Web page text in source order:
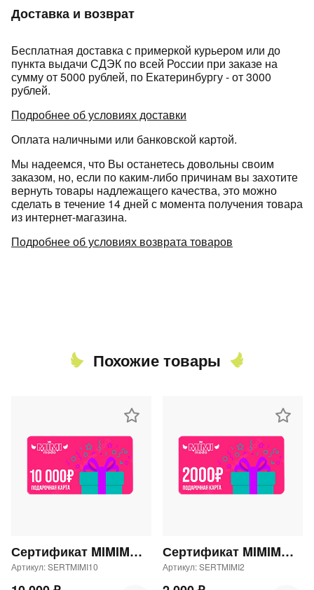
Доставка и возврат
Бесплатная доставка с примеркой курьером или до
пункта выдачи СДЭК по всей России при заказе на
сумму от 5000 рублей, по Екатеринбургу - от 3000
рублей.
Подробнее об условиях доставки
Оплата наличными или банковской картой.
Мы надеемся, что Вы останетесь довольны своим
заказом, но, если по каким-либо причинам вы захотите
вернуть товары надлежащего качества, это можно
сделать в течение 14 дней с момента получения товара
из интернет-магазина.
Подробнее об условиях возврата товаров
Похожие товары
Сертификат MIMIMODA 10000 р.
Артикул: SERTMIMI10
Сертификат MIMIMODA 2000 р.
Артикул: SERTMIMI2
раз в 2 недели